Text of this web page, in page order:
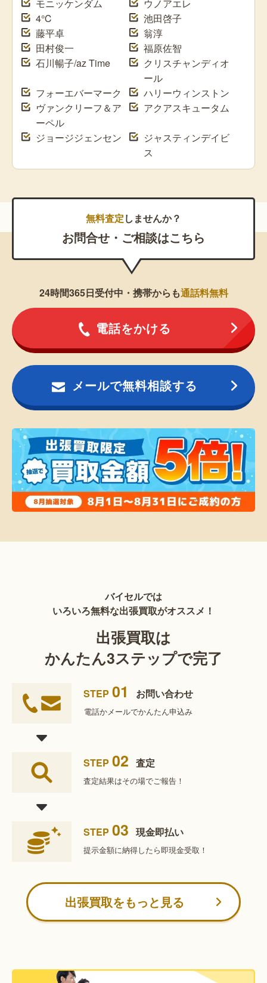
モニッケンダム
ウノアエレ
4℃
池田啓子
藤平卓
翁淳
田村俊一
福原佐智
石川暢子/az Time
クリスチャンディオ
ール
フォーエバーマーク
ハリーウィンストン
ヴァンクリーフ＆ア
ーペル
アクアスキュータム
ジョージジェンセン
ジャスティンデイビ
ス
無料査定しませんか？
お問合せ・ご相談はこちら
24時間365日受付中・携帯からも通話料無料
電話をかける
メールで無料相談する
バイセルでは
いろいろ無料な出張買取がオススメ！
出張買取は
かんたん3ステップで完了
STEP 01 お問い合わせ
電話かメールでかんたん申込み
STEP 02 査定
査定結果はその場でご報告！
STEP 03 現金即払い
提示金額に納得したら即現金受取！
出張買取をもっと見る